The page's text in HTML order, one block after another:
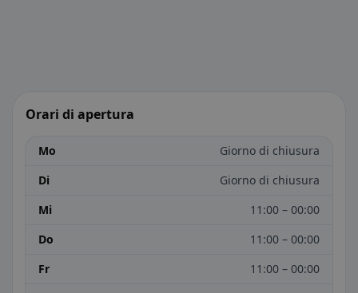
Orari di apertura
Mo
Giorno di chiusura
Di
Giorno di chiusura
Mi
11:00 – 00:00
Do
11:00 – 00:00
Fr
11:00 – 00:00